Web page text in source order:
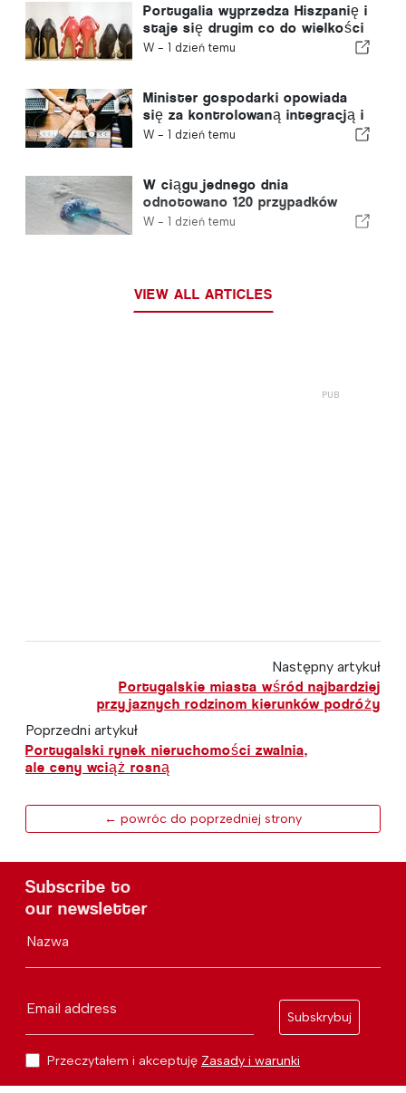
Portugalia wyprzedza Hiszpanię i
staje się drugim co do wielkości
producentem obuwia w Europie
W - 1 dzień temu
Minister gospodarki opowiada
się za kontrolowaną integracją i
gwarantuje imigrantom
W - 1 dzień temu
W ciągu jednego dnia
odnotowano 120 przypadków
użądleń przez meduzę z gatunku
W - 1 dzień temu
VIEW ALL ARTICLES
Następny artykuł
Portugalskie miasta wśród najbardziej
przyjaznych rodzinom kierunków podróży
Poprzedni artykuł
Portugalski rynek nieruchomości zwalnia,
ale ceny wciąż rosną
← powróc do poprzedniej strony
Subscribe to
our newsletter
Nazwa
Email address
Subskrybuj
Przeczytałem i akceptuję Zasady i warunki